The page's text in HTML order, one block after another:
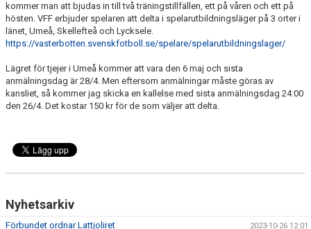
kommer man att bjudas in till två träningstillfällen, ett på våren och ett på
hösten. VFF erbjuder spelaren att delta i spelarutbildningsläger på 3 orter i
länet, Umeå, Skellefteå och Lycksele.
https://vasterbotten.svenskfotboll.se/spelare/spelarutbildningslager/
Lägret för tjejer i Umeå kommer att vara den 6 maj och sista
anmälningsdag är 28/4. Men eftersom anmälningar måste göras av
kansliet, så kommer jag skicka en kallelse med sista anmälningsdag 24:00
den 26/4. Det kostar 150 kr för de som väljer att delta.
Nyhetsarkiv
Förbundet ordnar Lattjoliret 2023-10-26 12:01